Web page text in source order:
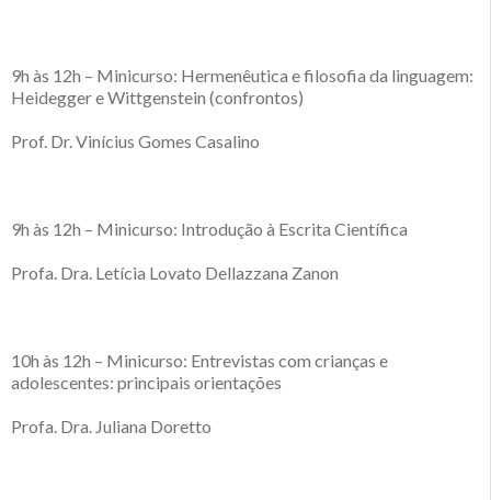
9h às 12h – Minicurso: Hermenêutica e filosofia da linguagem:
Heidegger e Wittgenstein (confrontos)
Prof. Dr. Vinícius Gomes Casalino
9h às 12h – Minicurso: Introdução à Escrita Científica
Profa. Dra. Letícia Lovato Dellazzana Zanon
10h às 12h – Minicurso: Entrevistas com crianças e
adolescentes: principais orientações
Profa. Dra. Juliana Doretto